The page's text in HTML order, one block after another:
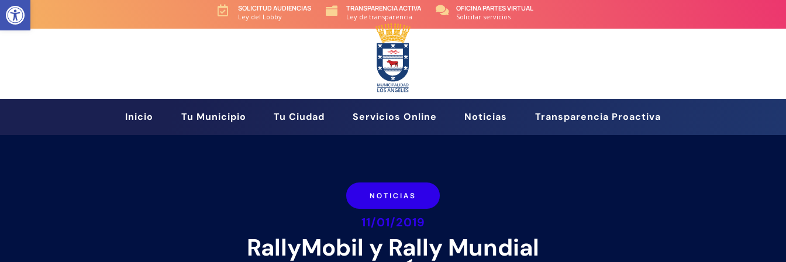

SOLICITUD AUDIENCIAS
Ley del Lobby

TRANSPARENCIA ACTIVA
Ley de transparencia

OFICINA PARTES VIRTUAL
Solicitar servicios
Inicio Tu Municipio Tu Ciudad Servicios Online Noticias Transparencia Proactiva
NOTICIAS
11/01/2019
RallyMobil y Rally Mundial